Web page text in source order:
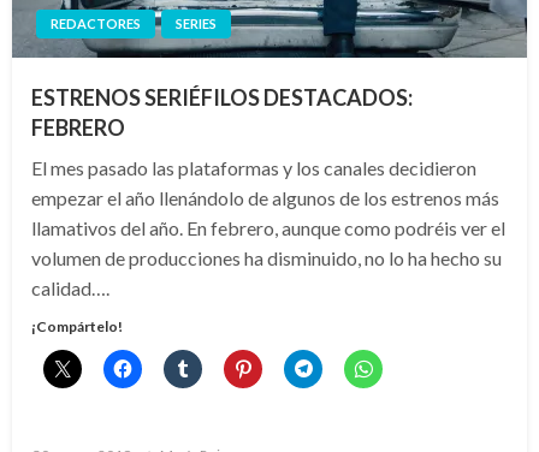
REDACTORES SERIES
ESTRENOS SERIÉFILOS DESTACADOS:
FEBRERO
El mes pasado las plataformas y los canales decidieron
empezar el año llenándolo de algunos de los estrenos más
llamativos del año. En febrero, aunque como podréis ver el
volumen de producciones ha disminuido, no lo ha hecho su
calidad….
¡Compártelo!